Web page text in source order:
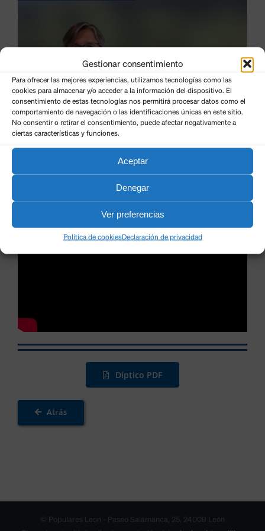
Gestionar consentimiento
Para ofrecer las mejores experiencias, utilizamos tecnologías como las
cookies para almacenar y/o acceder a la información del dispositivo. El
consentimiento de estas tecnologías nos permitirá procesar datos como el
comportamiento de navegación o las identificaciones únicas en este sitio.
No consentir o retirar el consentimiento, puede afectar negativamente a
ciertas características y funciones.
Aceptar
Denegar
Ver preferencias
Política de cookiesDeclaración de privacidad
Díptico PDF
Atrás
© Populares León - Paseo Salamanca, 25, 24009 León